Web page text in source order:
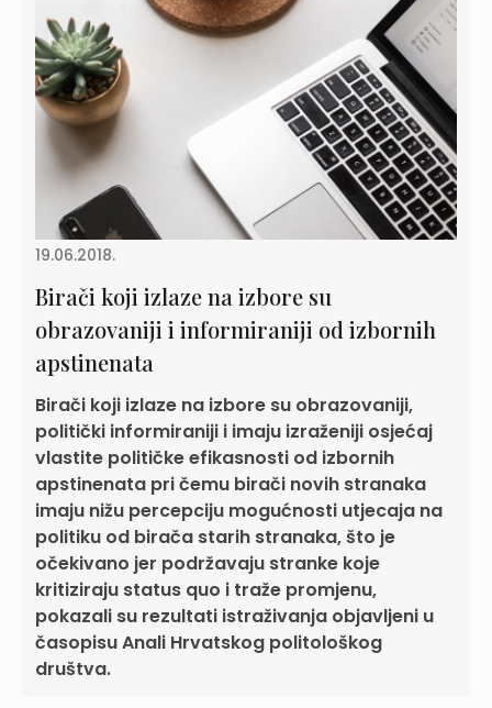
19.06.2018.
Birači koji izlaze na izbore su
obrazovaniji i informiraniji od izbornih
apstinenata
Birači koji izlaze na izbore su obrazovaniji,
politički informiraniji i imaju izraženiji osjećaj
vlastite političke efikasnosti od izbornih
apstinenata pri čemu birači novih stranaka
imaju nižu percepciju mogućnosti utjecaja na
politiku od birača starih stranaka, što je
očekivano jer podržavaju stranke koje
kritiziraju status quo i traže promjenu,
pokazali su rezultati istraživanja objavljeni u
časopisu Anali Hrvatskog politološkog
društva.